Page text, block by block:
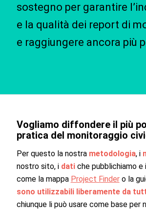
sostegno per garantire
e la qualità dei report di
e raggiungere ancora più
Vogliamo diffondere il più
pratica del monitoraggio
Per questo la nostra metodologia, i
nostro sito, i datiche pubblichiamo e
come la mappa Project Findero la
sono utilizzabili liberamente da
chiunque li può usare come base per